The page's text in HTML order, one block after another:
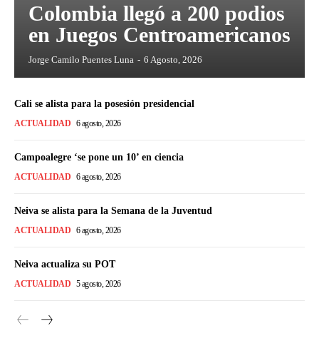
Colombia llegó a 200 podios
en Juegos Centroamericanos
Jorge Camilo Puentes Luna - 6 Agosto, 2026
Cali se alista para la posesión presidencial
ACTUALIDAD 6 agosto, 2026
Campoalegre ‘se pone un 10’ en ciencia
ACTUALIDAD 6 agosto, 2026
Neiva se alista para la Semana de la Juventud
ACTUALIDAD 6 agosto, 2026
Neiva actualiza su POT
ACTUALIDAD 5 agosto, 2026